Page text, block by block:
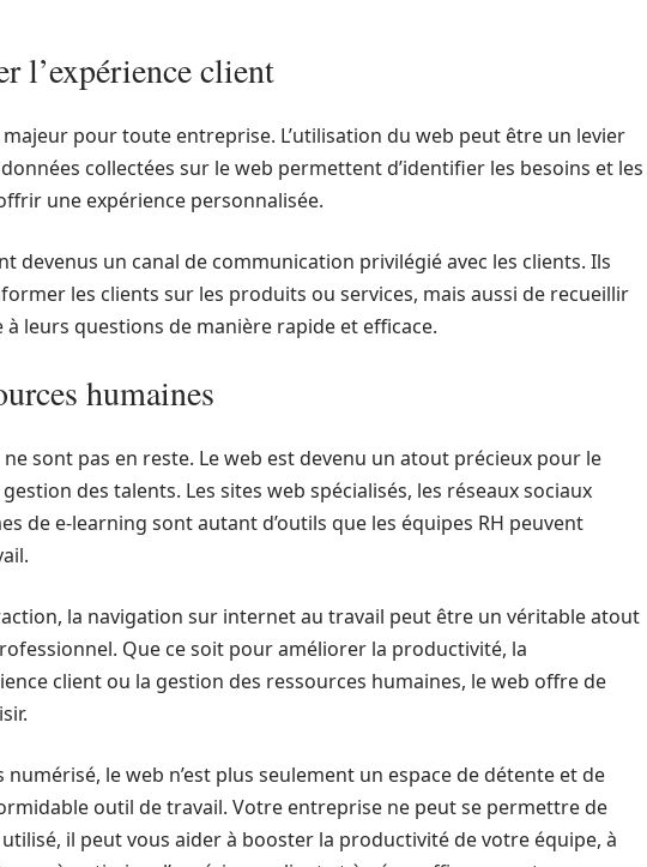
l’expérience client
majeur pour toute entreprise. L’utilisation du web peut être un levier
collectées sur le web permettent d’identifier les besoins et les
une expérience personnalisée.
devenus un canal de communication privilégié avec les clients. Ils
les clients sur les produits ou services, mais aussi de recueillir
leurs questions de manière rapide et efficace.
humaines
sont pas en reste. Le web est devenu un atout précieux pour le
des talents. Les sites web spécialisés, les réseaux sociaux
de e-learning sont autant d’outils que les équipes RH peuvent
la navigation sur internet au travail peut être un véritable atout
Que ce soit pour améliorer la productivité, la
client ou la gestion des ressources humaines, le web offre de
le web n’est plus seulement un espace de détente et de
outil de travail. Votre entreprise ne peut se permettre de
il peut vous aider à booster la productivité de votre équipe, à